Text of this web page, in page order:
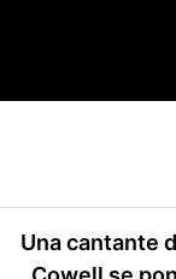
Una cantante